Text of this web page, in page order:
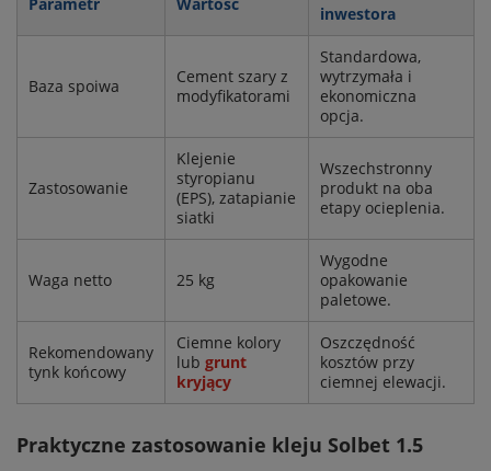
inwestora
Baza spoiwa
Cement szary z
modyfikatorami
Standardowa,
wytrzymała i
ekonomiczna
opcja.
Zastosowanie
Klejenie
styropianu
(EPS), zatapianie
siatki
Wszechstronny
produkt na oba
etapy ocieplenia.
Waga netto 25 kg
Wygodne
opakowanie
paletowe.
Rekomendowany
tynk końcowy
Ciemne kolory
lub grunt
kryjący
Oszczędność
kosztów przy
ciemnej elewacji.
Praktyczne zastosowanie kleju Solbet 1.5